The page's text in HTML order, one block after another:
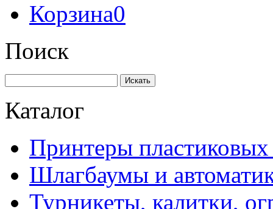
Корзина0
Поиск
Искать
Каталог
Принтеры пластиковых
Шлагбаумы и
Турникеты, калитки,